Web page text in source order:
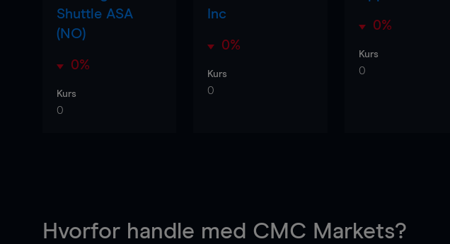
Shuttle ASA
(NO)
0%
Kurs
0
Inc
0%
Kurs
0
0%
Kurs
0
Hvorfor handle med CMC Markets?